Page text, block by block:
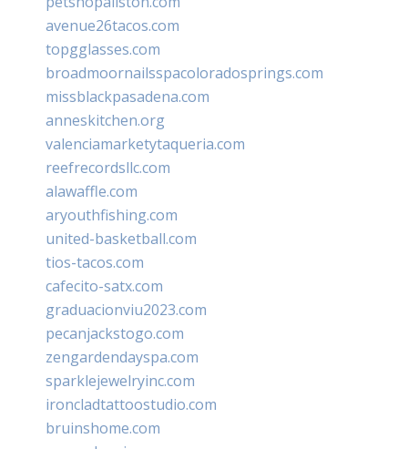
avenue26tacos.com
topgglasses.com
broadmoornailsspacoloradosprings.com
missblackpasadena.com
anneskitchen.org
valenciamarketytaqueria.com
reefrecordsllc.com
alawaffle.com
aryouthfishing.com
united-basketball.com
tios-tacos.com
cafecito-satx.com
graduacionviu2023.com
pecanjackstogo.com
zengardendayspa.com
sparklejewelryinc.com
ironcladtattoostudio.com
bruinshome.com